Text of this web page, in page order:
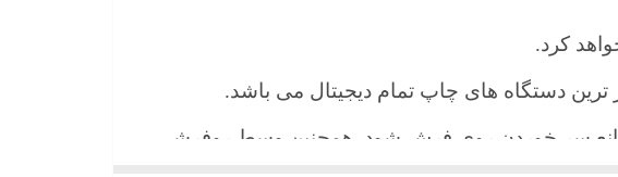
کرد.
ترین دستگاه های چاپ تمام دیجیتال می باشد.
سر خوردن روی فرش شود. همچنین وسط روفرشی